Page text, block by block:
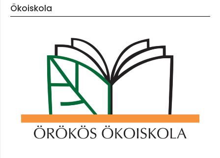
Ökoiskola